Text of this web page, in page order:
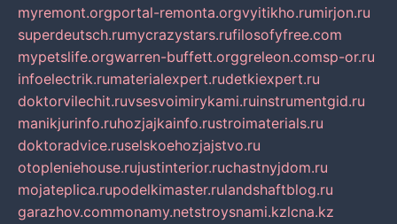
myremont.orgportal-remonta.orgvyitikho.rumirjon.ru
superdeutsch.rumycrazystars.rufilosofyfree.com
mypetslife.orgwarren-buffett.orggreleon.comsp-or.ru
infoelectrik.rumaterialexpert.rudetkiexpert.ru
doktorvilechit.ruvsesvoimirykami.ruinstrumentgid.ru
manikjurinfo.ruhozjajkainfo.rustroimaterials.ru
doktoradvice.ruselskoehozjajstvo.ru
otopleniehouse.rujustinterior.ruchastnyjdom.ru
mojateplica.rupodelkimaster.rulandshaftblog.ru
garazhov.commonamy.netstroysnami.kzlcna.kz